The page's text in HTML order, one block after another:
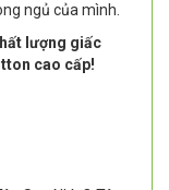
ngủ của mình.
lượng giấc
cao cấp!